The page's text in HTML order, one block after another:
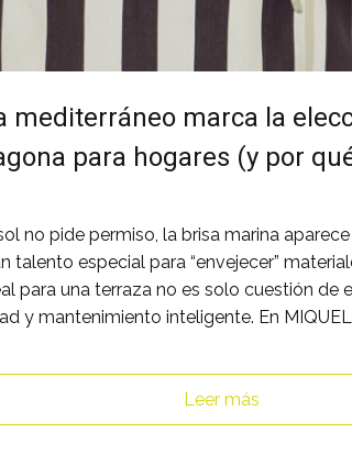
mediterráneo marca la
para hogares (y por
no pide permiso, la brisa marina
talento especial para “envejecer”
para una terraza no es solo cuestión de
y mantenimiento inteligente. En MIQUEL
Leer más